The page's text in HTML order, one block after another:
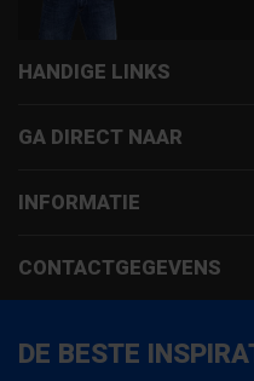
HANDIGE LINKS
GA DIRECT NAAR
INFORMATIE
CONTACTGEGEVENS
DE BESTE